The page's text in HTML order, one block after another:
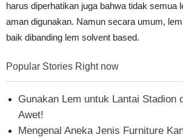
harus diperhatikan juga bahwa tidak semua
aman digunakan. Namun secara umum,
baik dibanding lem solvent based.
Popular Stories Right now
Gunakan Lem untuk Lantai Stadion
Awet!
Mengenal Aneka Jenis Furniture